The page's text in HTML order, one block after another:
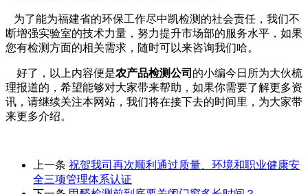
为了能为福建省的环保工作尽中凯检测的社会责任，我们不
断增强实验室的技术力量，努力提升市场部的服务水平，如果
您有检测方面的相关需求，随时可以来咨询我们哈。
好了，以上内容便是农产品检测公司 的小编今日所为大伙梳
理报道的，希望能够对大家带来帮助，如果你需要了解更多资
讯，请继续关注本网站，我们将在接下去的时间里，为大家带
来更多介绍。
上一条 祝贺我司再次顺利通过质量、环境和职业健康安
全三项管理体系认证